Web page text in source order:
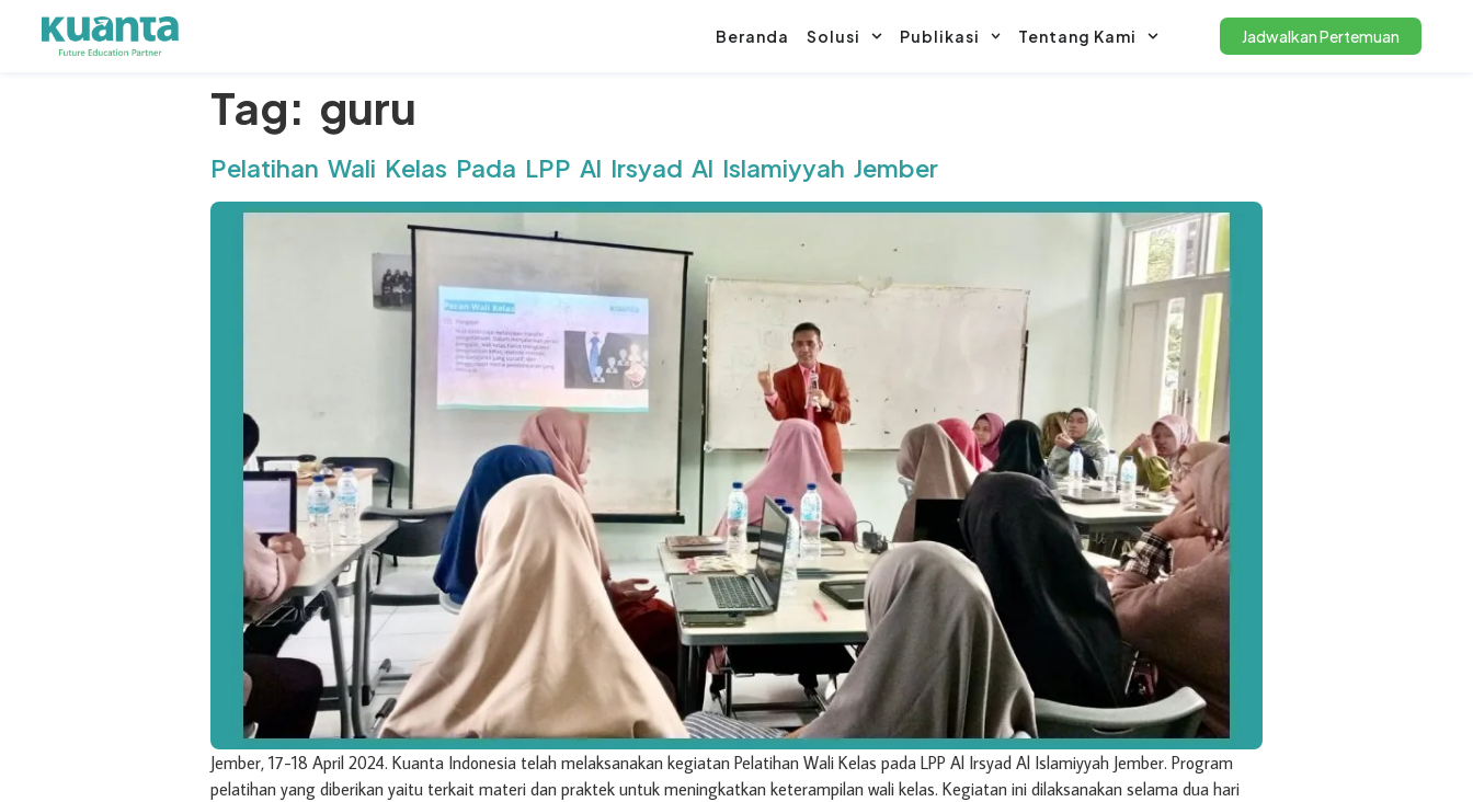
Beranda Solusi Publikasi Tentang Kami Jadwalkan Pertemuan
Tag: guru
Pelatihan Wali Kelas Pada LPP Al Irsyad Al Islamiyyah Jember
Jember, 17-18 April 2024. Kuanta Indonesia telah melaksanakan kegiatan Pelatihan Wali Kelas pada LPP Al Irsyad Al Islamiyyah Jember. Program
pelatihan yang diberikan yaitu terkait materi dan praktek untuk meningkatkan keterampilan wali kelas. Kegiatan ini dilaksanakan selama dua hari